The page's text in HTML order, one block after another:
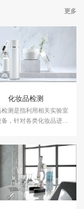
更多
化妆品检测
检测是指利用相关实验室
备，针对各类化妆品进行
用安全，保障消费者健
科检测开展化妆品检测服
备CMA、CNAS资质认
证。